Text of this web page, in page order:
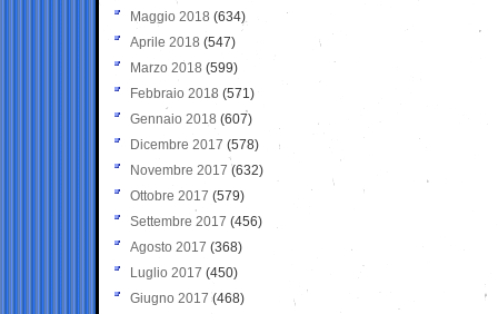
Maggio 2018 (634)
Aprile 2018 (547)
Marzo 2018 (599)
Febbraio 2018 (571)
Gennaio 2018 (607)
Dicembre 2017 (578)
Novembre 2017 (632)
Ottobre 2017 (579)
Settembre 2017 (456)
Agosto 2017 (368)
Luglio 2017 (450)
Giugno 2017 (468)